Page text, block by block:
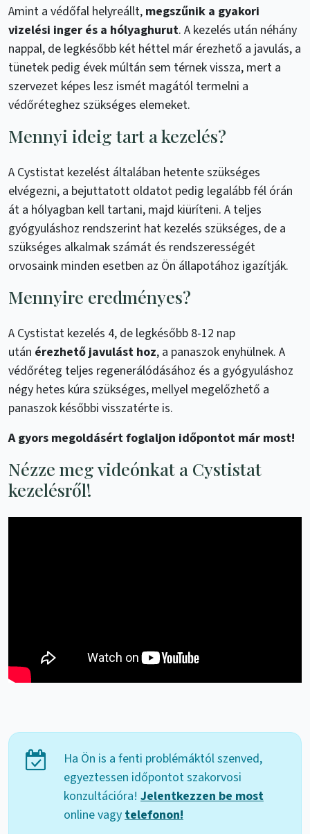
Amint a védőfal helyreállt, megszűnik a gyakori
vizelési inger és a hólyaghurut. A kezelés után néhány
nappal, de legkésőbb két héttel már érezhető a javulás, a
tünetek pedig évek múltán sem térnek vissza, mert a
szervezet képes lesz ismét magától termelni a
védőréteghez szükséges elemeket.
Mennyi ideig tart a kezelés?
A Cystistat kezelést általában hetente szükséges
elvégezni, a bejuttatott oldatot pedig legalább fél órán
át a hólyagban kell tartani, majd kiüríteni. A teljes
gyógyuláshoz rendszerint hat kezelés szükséges, de a
szükséges alkalmak számát és rendszerességét
orvosaink minden esetben az Ön állapotához igazítják.
Mennyire eredményes?
A Cystistat kezelés 4, de legkésőbb 8-12 nap
után érezhető javulást hoz, a panaszok enyhülnek. A
védőréteg teljes regenerálódásához és a gyógyuláshoz
négy hetes kúra szükséges, mellyel megelőzhető a
panaszok későbbi visszatérte is.
A gyors megoldásért foglaljon időpontot már most!
Nézze meg videónkat a Cystistat
kezelésről!
Ha Ön is a fenti problémáktól szenved,
egyeztessen időpontot szakorvosi
konzultációra! Jelentkezzen be most
online vagytelefonon!